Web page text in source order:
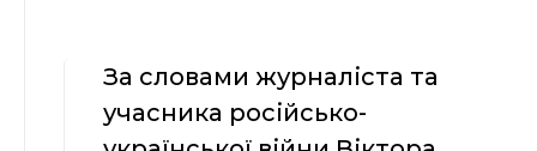
За словами журналіста та
учасника російсько-